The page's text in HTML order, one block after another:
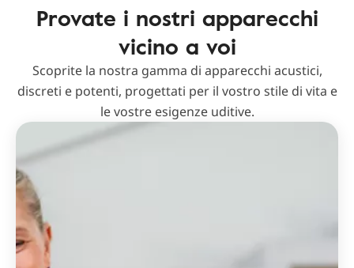
Provate i nostri apparecchi
vicino a voi
Scoprite la nostra gamma di apparecchi acustici,
discreti e potenti, progettati per il vostro stile di vita e
le vostre esigenze uditive.